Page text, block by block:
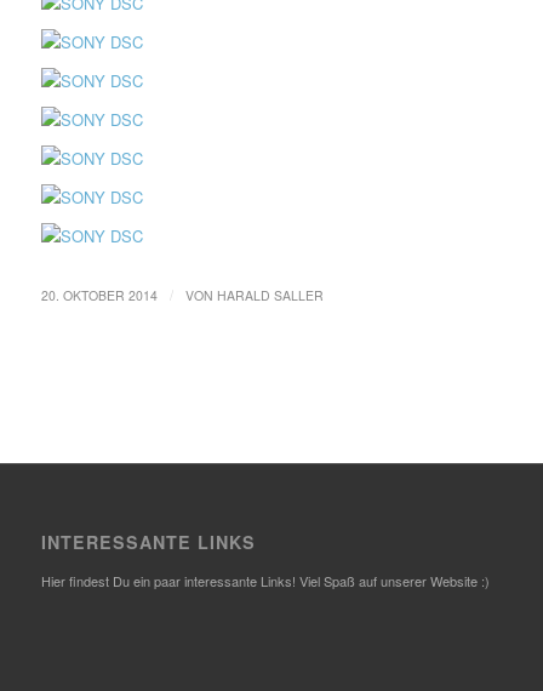
20. OKTOBER 2014 VON HARALD SALLER
INTERESSANTE LINKS
Hier findest Du ein paar interessante Links! Viel Spaß auf unserer Website :)